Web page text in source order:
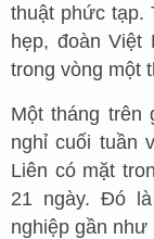
thuật phức tạp.
hẹp, đoàn
trong vòng một
Một tháng trên
nghỉ cuối tuần
Liên có mặt
21 ngày. Đó
nghiệp gần